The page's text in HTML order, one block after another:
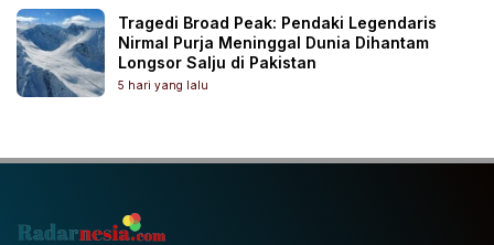
Tragedi Broad Peak: Pendaki Legendaris
Nirmal Purja Meninggal Dunia Dihantam
Longsor Salju di Pakistan
5 hari yang lalu